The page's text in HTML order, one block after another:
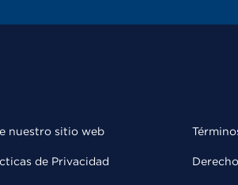
nuestro sitio web
de Privacidad